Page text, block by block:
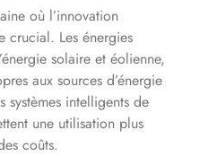
où l’innovation
crucial. Les énergies
solaire et éolienne,
aux sources d’énergie
intelligents de
une utilisation plus
coûts.